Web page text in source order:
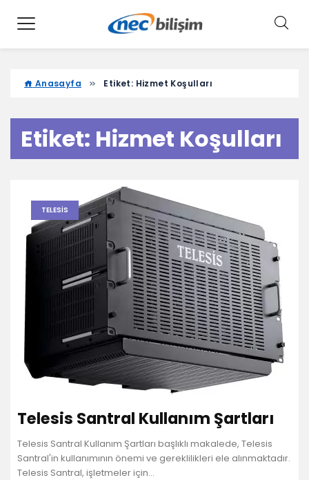
Anasayfa Etiket: Hizmet Koşulları
Etiket: Hizmet Koşulları
TELESIS
Telesis Santral Kullanım Şartları
Telesis Santral Kullanım Şartları başlıklı makalede, Telesis
Santral'in kullanımının önemi ve gereklilikleri ele alınmaktadır.
Telesis Santral, işletmeler için…